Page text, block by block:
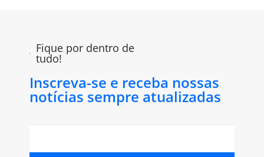
Fique por dentro de
tudo!
Inscreva-se e receba nossas
notícias sempre atualizadas